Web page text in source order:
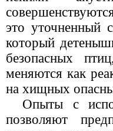
это уточненный
который
безопасных
меняются как
на хищных
Опыты с
позволяют